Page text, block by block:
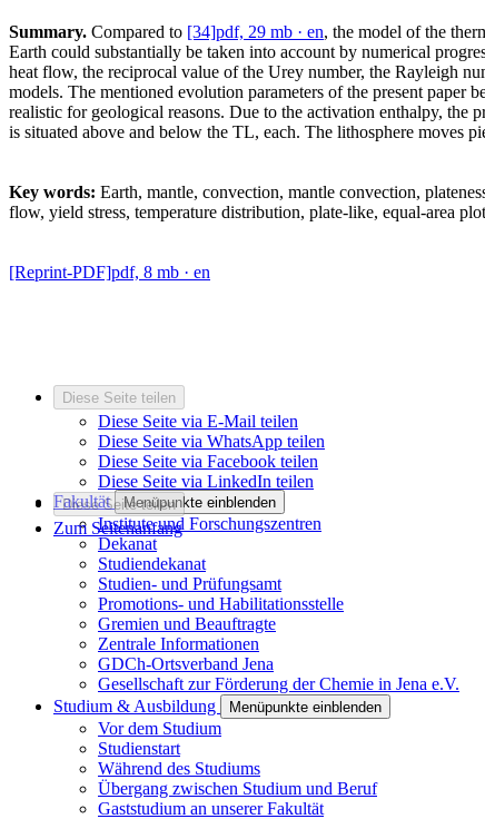
Summary. Compared to [34]pdf, 29 mb · en, the model of the
Earth could substantially be taken into account by numerical
heat flow, the reciprocal value of the Urey number, the Rayleigh
models. The mentioned evolution parameters of the present paper
realistic for geological reasons. Due to the activation enthalpy, the
is situated above and below the TL, each. The lithosphere moves
Key words: Earth, mantle, convection, mantle convection,
flow, yield stress, temperature distribution, plate-like, equal-area
[Reprint-PDF]pdf, 8 mb · en
Diese Seite teilen
Diese Seite via E-Mail teilen
Diese Seite via WhatsApp teilen
Diese Seite via Facebook teilen
Diese Seite via LinkedIn teilen
Diese Seite teilen
Zum Seitenanfang
Fakultät Menüpunkte einblenden
Institute und Forschungszentren
Dekanat
Studiendekanat
Studien- und Prüfungsamt
Promotions- und Habilitationsstelle
Gremien und Beauftragte
Zentrale Informationen
GDCh-Ortsverband Jena
Gesellschaft zur Förderung der Chemie in Jena e.V.
Studium & Ausbildung
Menüpunkte einblenden
Vor dem Studium
Studienstart
Während des Studiums
Übergang zwischen Studium und Beruf
Gaststudium an unserer Fakultät